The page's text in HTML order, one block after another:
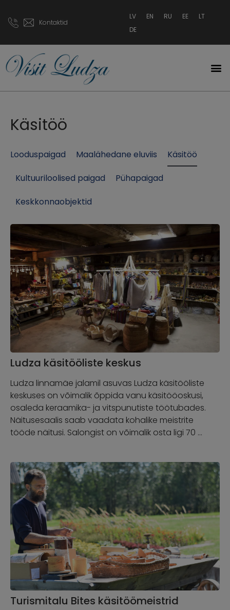
Kontaktid
LV EN RU EE
LT
DE
Käsitöö
Looduspaigad Maalähedane eluviis
Käsitöö
Kultuuriloolised paigad
Pühapaigad
Keskkonnaobjektid
Ludza käsitööliste keskus
Ludza linnamäe jalamil asuvas Ludza käsitööliste
keskuses on võimalik õppida vanu käsitööoskusi,
osaleda keraamika- ja vitspunutiste töötubades.
Näitusesaalis saab vaadata kohalike meistrite
tööde näitusi. Salongist on võimalik osta ligi 70 …
Turismitalu Bites käsitöömeistrid